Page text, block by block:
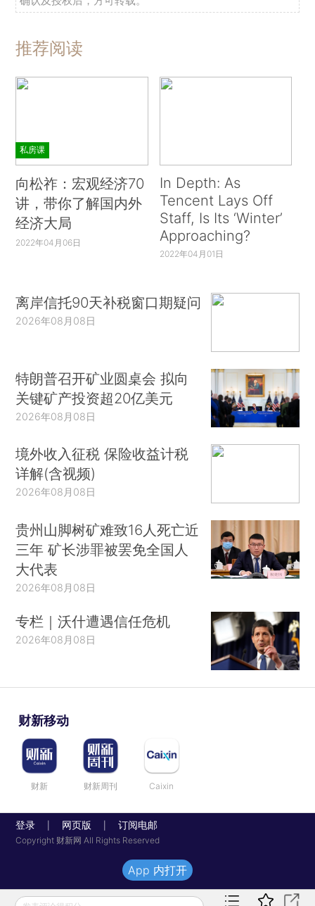
推荐阅读
私房课
向松祚：宏观经济70
讲，带你了解国内外
经济大局
2022年04月06日
In Depth: As
Tencent Lays Off
Staff, Is Its ‘Winter’
Approaching?
2022年04月01日
离岸信托90天补税窗口期疑问
2026年08月08日
特朗普召开矿业圆桌会 拟向
关键矿产投资超20亿美元
2026年08月08日
境外收入征税 保险收益计税
详解(含视频)
2026年08月08日
贵州山脚树矿难致16人死亡近
三年 矿长涉罪被罢免全国人
大代表
2026年08月08日
专栏｜沃什遭遇信任危机
2026年08月08日
财新移动
财新 财新周刊 Caixin
登录 网页版 订阅电邮
Copyright 财新网 All Rights Reserved
App 内打开